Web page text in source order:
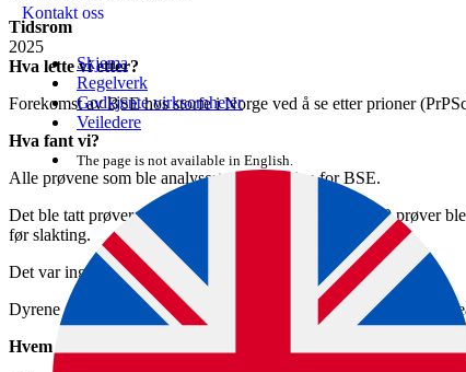
Kontakt oss
Skjema
Regelverk
Godkjente virksomheter
Veiledere
The page is not available in English.
Tidsrom
2025
Hva lette vi etter?
Forekomst av BSE hos storfe i Norge ved å se etter prioner
Hva fant vi?
Alle prøvene som ble analysert, var negative for BSE.
Det ble tatt prøver av 2383 selvdøde/avlivede dyr, 4130 prøver
før slakting.
Det var ingen storfe som viste klinisk tegn på kugalskap.
Dyrene som ble testet kom fra 2865 melkekuanlegg og 874
Hvem utførte oppdraget?